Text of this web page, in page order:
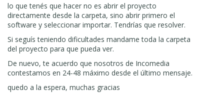
lo que tenés que hacer no es abrir el proyecto
directamente desde la carpeta, sino abrir primero el
software y seleccionar importar. Tendrías que resolver.
Si seguís teniendo dificultades mandame toda la carpeta
del proyecto para que pueda ver.
De nuevo, te acuerdo que nosotros de Incomedia
contestamos en 24-48 máximo desde el último mensaje.
quedo a la espera, muchas gracias